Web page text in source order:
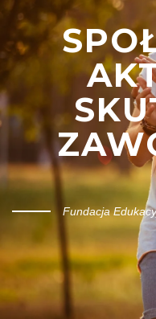
Fundacja